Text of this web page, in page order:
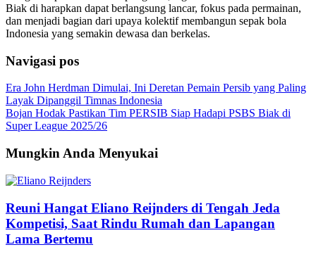
Biak di harapkan dapat berlangsung lancar, fokus pada permainan,
dan menjadi bagian dari upaya kolektif membangun sepak bola
Indonesia yang semakin dewasa dan berkelas.
Navigasi pos
Era John Herdman Dimulai, Ini Deretan Pemain Persib yang Paling
Layak Dipanggil Timnas Indonesia
Bojan Hodak Pastikan Tim PERSIB Siap Hadapi PSBS Biak di
Super League 2025/26
Mungkin Anda Menyukai
Reuni Hangat Eliano Reijnders di Tengah Jeda
Kompetisi, Saat Rindu Rumah dan Lapangan
Lama Bertemu